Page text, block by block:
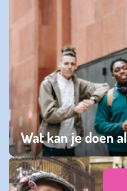
Wat kan je doen
dinsdag 24 september